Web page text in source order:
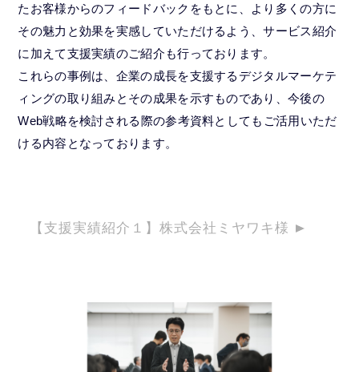
たお客様からのフィードバックをもとに、より多くの方に
その魅力と効果を実感していただけるよう、サービス紹介
に加えて支援実績のご紹介も行っております。
これらの事例は、企業の成長を支援するデジタルマーケテ
ィングの取り組みとその成果を示すものであり、今後の
Web戦略を検討される際の参考資料としてもご活用いただ
ける内容となっております。
【支援実績紹介１】株式会社ミヤワキ様